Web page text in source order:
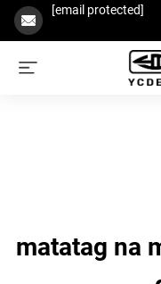
[email protected]
matatag na